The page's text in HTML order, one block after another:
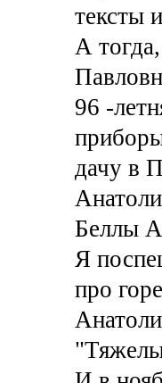
тексты
А
96 -
дачу в
Беллы
Я
про